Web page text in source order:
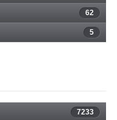
62
5
7233